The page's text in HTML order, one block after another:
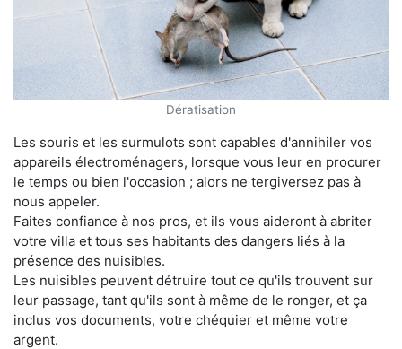
Dératisation
Les souris et les surmulots sont capables d'annihiler vos
appareils électroménagers, lorsque vous leur en procurer
le temps ou bien l'occasion ; alors ne tergiversez pas à
nous appeler.
Faites confiance à nos pros, et ils vous aideront à abriter
votre villa et tous ses habitants des dangers liés à la
présence des nuisibles.
Les nuisibles peuvent détruire tout ce qu'ils trouvent sur
leur passage, tant qu'ils sont à même de le ronger, et ça
inclus vos documents, votre chéquier et même votre
argent.